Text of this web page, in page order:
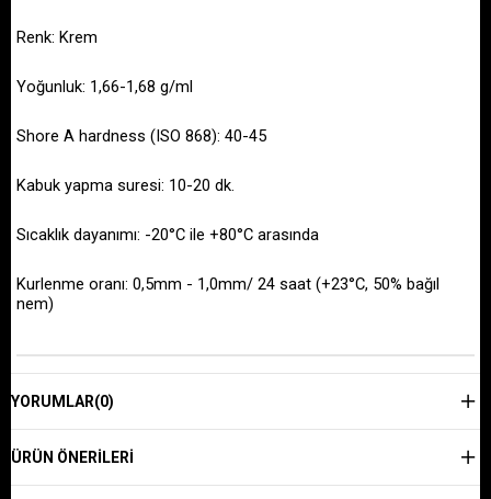
Renk: Krem
Yoğunluk: 1,66-1,68 g/ml
Shore A hardness (ISO 868): 40-45
Kabuk yapma suresi: 10-20 dk.
Sıcaklık dayanımı: -20°C ile +80°C arasında
Kurlenme oranı: 0,5mm - 1,0mm/ 24 saat (+23°C, 50% bağıl
nem)
YORUMLAR(0)
ÜRÜN ÖNERILERI